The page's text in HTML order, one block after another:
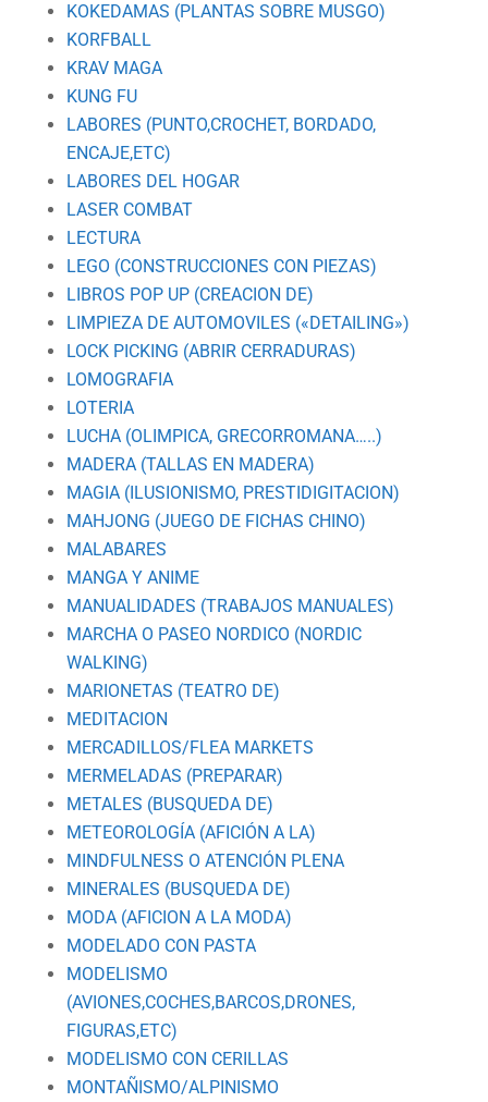
KOKEDAMAS (PLANTAS SOBRE MUSGO)
KORFBALL
KRAV MAGA
KUNG FU
LABORES (PUNTO,CROCHET, BORDADO,
ENCAJE,ETC)
LABORES DEL HOGAR
LASER COMBAT
LECTURA
LEGO (CONSTRUCCIONES CON PIEZAS)
LIBROS POP UP (CREACION DE)
LIMPIEZA DE AUTOMOVILES («DETAILING»)
LOCK PICKING (ABRIR CERRADURAS)
LOMOGRAFIA
LOTERIA
LUCHA (OLIMPICA, GRECORROMANA…..)
MADERA (TALLAS EN MADERA)
MAGIA (ILUSIONISMO, PRESTIDIGITACION)
MAHJONG (JUEGO DE FICHAS CHINO)
MALABARES
MANGA Y ANIME
MANUALIDADES (TRABAJOS MANUALES)
MARCHA O PASEO NORDICO (NORDIC
WALKING)
MARIONETAS (TEATRO DE)
MEDITACION
MERCADILLOS/FLEA MARKETS
MERMELADAS (PREPARAR)
METALES (BUSQUEDA DE)
METEOROLOGÍA (AFICIÓN A LA)
MINDFULNESS O ATENCIÓN PLENA
MINERALES (BUSQUEDA DE)
MODA (AFICION A LA MODA)
MODELADO CON PASTA
MODELISMO
(AVIONES,COCHES,BARCOS,DRONES,
FIGURAS,ETC)
MODELISMO CON CERILLAS
MONTAÑISMO/ALPINISMO